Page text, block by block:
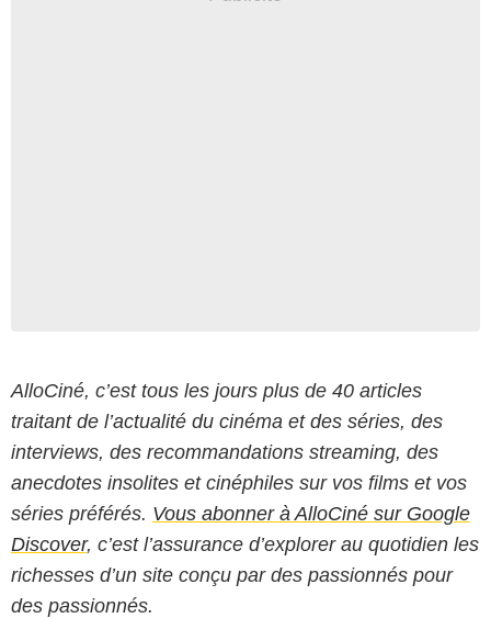
AlloCiné, c’est tous les jours plus de 40 articles
traitant de l’actualité du cinéma et des séries, des
interviews, des recommandations streaming, des
anecdotes insolites et cinéphiles sur vos films et vos
séries préférés. Vous abonner à AlloCiné sur Google
Discover, c’est l’assurance d’explorer au quotidien les
richesses d’un site conçu par des passionnés pour
des passionnés.